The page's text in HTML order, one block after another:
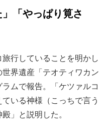
」「やっぱり筧さ
行していることを明かし
界遺産「テオティワカン
ムで報告。「ケツァルコ
いる神様（こっちで言う
」と説明した。